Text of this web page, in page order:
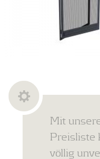
Mit
Preisliste
völlig